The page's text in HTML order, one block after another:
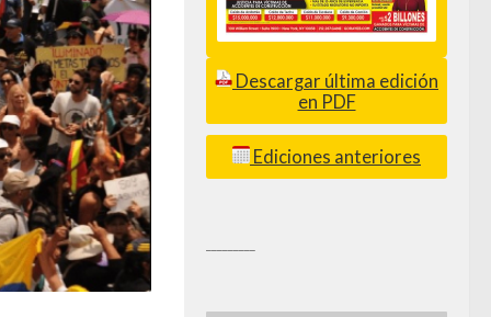
Descargar última edición
en PDF
Ediciones anteriores